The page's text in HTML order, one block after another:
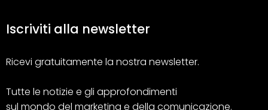
Iscriviti alla newsletter
Ricevi gratuitamente la nostra newsletter.
Tutte le notizie e gli approfondimenti
sul mondo del marketing e della comunicazione.